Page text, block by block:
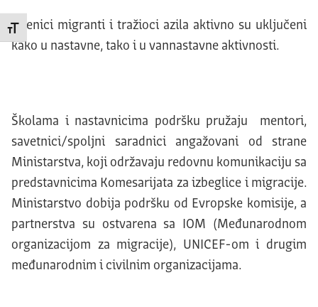
Promeni veličinu slova
Učenici migranti i tražioci azila aktivno su uključeni
kako u nastavne, tako i u vannastavne aktivnosti.
Školama i nastavnicima podršku pružaju mentori,
savetnici/spoljni saradnici angažovani od strane
Ministarstva, koji održavaju redovnu komunikaciju sa
predstavnicima Komesarijata za izbeglice i migracije.
Ministarstvo dobija podršku od Evropske komisije, a
partnerstva su ostvarena sa IOM (Međunarodnom
organizacijom za migracije), UNICEF-om i drugim
međunarodnim i civilnim organizacijama.